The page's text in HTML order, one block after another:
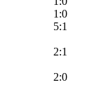
1:0
5:1
2:1
2:0